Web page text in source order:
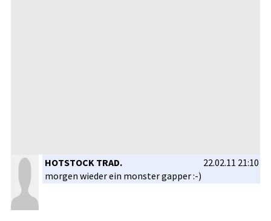
HOTSTOCK TRAD.
22.02.11 21:10
morgen wieder ein monster gapper :-)